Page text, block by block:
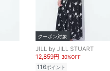
クーポン対象
JILL by JILL STUART
12,859円 30%OFF
116ポイント